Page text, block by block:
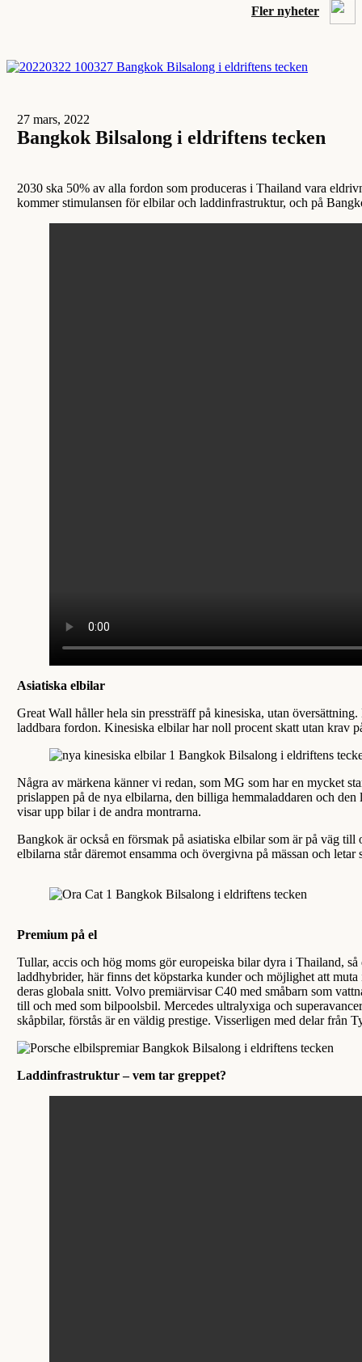
Fler nyheter
27 mars, 2022
Bangkok Bilsalong i eldriftens tecken
2030 ska 50% av alla fordon som produceras i Thailand vara
kommer stimulansen för elbilar och laddinfrastruktur, och på
Asiatiska elbilar
Great Wall håller hela sin pressträff på kinesiska, utan
laddbara fordon. Kinesiska elbilar har noll procent skatt utan krav
Några av märkena känner vi redan, som MG som har en mycket
prislappen på de nya elbilarna, den billiga hemmaladdaren och
visar upp bilar i de andra montrarna.
Bangkok är också en försmak på asiatiska elbilar som är på väg
elbilarna står däremot ensamma och övergivna på mässan och
Premium på el
Tullar, accis och hög moms gör europeiska bilar dyra i Thailand,
laddhybrider, här finns det köpstarka kunder och möjlighet att
deras globala snitt. Volvo premiärvisar C40 med småbarn som
till och med som bilpoolsbil. Mercedes ultralyxiga och
skåpbilar, förstås är en väldig prestige. Visserligen med delar från
Laddinfrastruktur – vem tar greppet?